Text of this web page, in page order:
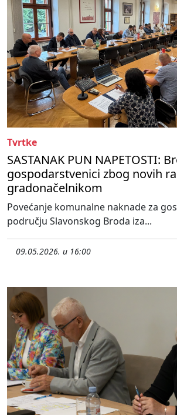
Tvrtke
SASTANAK PUN NAPETOSTI:
gospodarstvenici zbog novih
gradonačelnikom
Povećanje komunalne naknade za
području Slavonskog Broda iza...
09.05.2026. u 16:00